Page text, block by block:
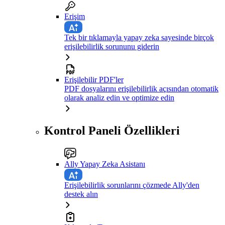
Erişim
Tek bir tıklamayla yapay zeka sayesinde birçok
erişilebilirlik sorununu giderin
Erişilebilir PDF'ler
PDF dosyalarını erişilebilirlik açısından otomatik
olarak analiz edin ve optimize edin
Kontrol Paneli Özellikleri
Ally Yapay Zeka Asistanı
Erişilebilirlik sorunlarını çözmede Ally'den
destek alın